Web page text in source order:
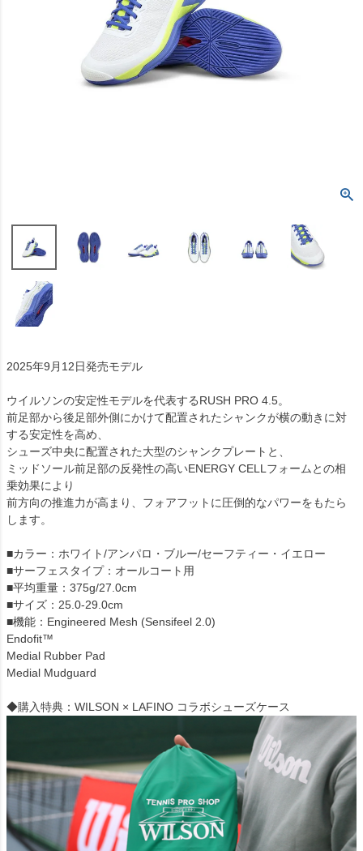
2025年9月12日発売モデル
ウイルソンの安定性モデルを代表するRUSH PRO 4.5。
前足部から後足部外側にかけて配置されたシャンクが横の動きに対
する安定性を高め、
シューズ中央に配置された大型のシャンクプレートと、
ミッドソール前足部の反発性の高いENERGY CELLフォームとの相
乗効果により
前方向の推進力が高まり、フォアフットに圧倒的なパワーをもたら
します。
■カラー：ホワイト/アンパロ・ブルー/セーフティー・イエロー
■サーフェスタイプ：オールコート用
■平均重量：375g/27.0cm
■サイズ：25.0-29.0cm
■機能：Engineered Mesh (Sensifeel 2.0)
Endofit™
Medial Rubber Pad
Medial Mudguard
◆購入特典：WILSON × LAFINO コラボシューズケース